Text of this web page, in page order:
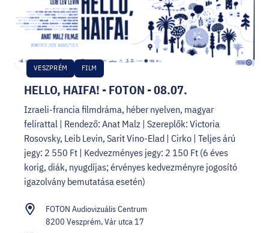
HELLOVEB PROGRAMAJÁNLÓ
KARRIER
FacebookInstagramYouTubeTwitter
HELLO, HAIFA! - FOTON - 08.07.
VESZPRÉM FILM
Izraeli-francia filmdráma, héber nyelven, magyar
felirattal | Rendező: Anat Malz | Szereplők: Victoria
Rosovsky, Leib Levin, Sarit Vino-Elad | Cirko | Teljes árú
jegy: 2 550 Ft | Kedvezményes jegy: 2 150 Ft (6 éves
korig, diák, nyugdíjas; érvényes kedvezményre jogosító
igazolvány bemutatása esetén)
FOTON Audiovizuális Centrum
8200 Veszprém, Vár utca 17